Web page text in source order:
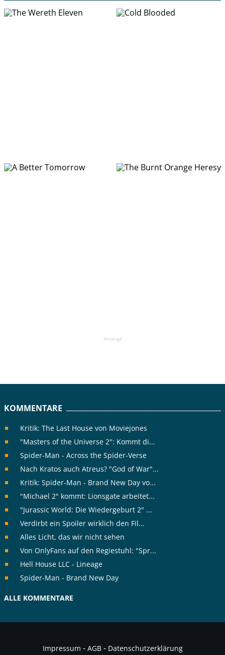
Anzeige
KOMMENTARE
Kritik: The Last House von Moviejones
"Masters of the Universe 2": Kommt di...
Spider-Man - Across the Spider-Verse
Nach Kratos auch Atreus? "God of War"...
Kritik: Spider-Man - Brand New Day vo...
"Michael 2" kommt: Lionsgate arbeitet...
"Jurassic World: Die Wiedergeburt 2" ...
Verdirbt ein Spoiler wirklich den Fil...
Alles Licht, das wir nicht sehen
Von OnlyFans auf den Regiestuhl: "Spr...
Hell House LLC - Lineage
Spider-Man - Brand New Day
ALLE KOMMENTARE
Impressum - AGB- Datenschutzerklärung